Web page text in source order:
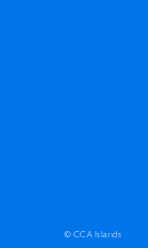
© CCA Islands